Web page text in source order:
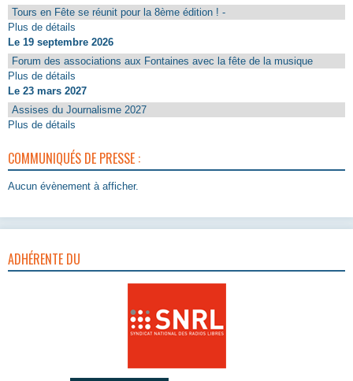
Tours en Fête se réunit pour la 8ème édition ! -
Plus de détails
Le 19 septembre 2026
Forum des associations aux Fontaines avec la fête de la musique
Plus de détails
Le 23 mars 2027
Assises du Journalisme 2027
Plus de détails
COMMUNIQUÉS DE PRESSE :
Aucun évènement à afficher.
ADHÉRENTE DU